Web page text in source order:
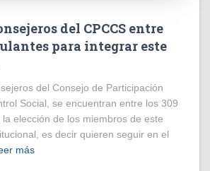
del CPCCS entre
para integrar este
del Consejo de Participación
Social, se encuentran entre los 309
elección de los miembros de este
es decir quieren seguir en el
más